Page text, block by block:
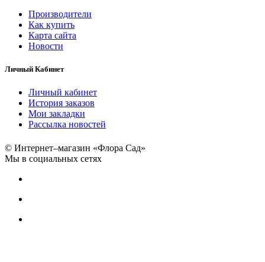
Производители
Как купить
Карта сайта
Новости
Личный Кабинет
Личный кабинет
История заказов
Мои закладки
Рассылка новостей
© Интернет–магазин «Флора Сад»
Мы в социальных сетях